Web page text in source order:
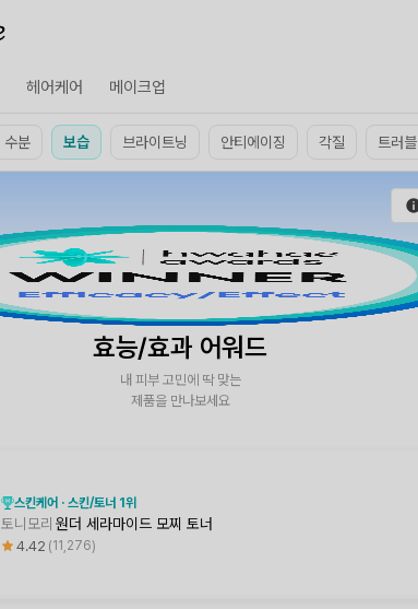
헤어케어 메이크업
수분 보습 브라이트닝 안티에이징 각질 트러블
효능/효과 어워드
내 피부 고민에 딱 맞는
제품을 만나보세요
스킨케어 · 스킨/토너 1위
토니모리 원더 세라마이드 모찌 토너
4.42 11,276